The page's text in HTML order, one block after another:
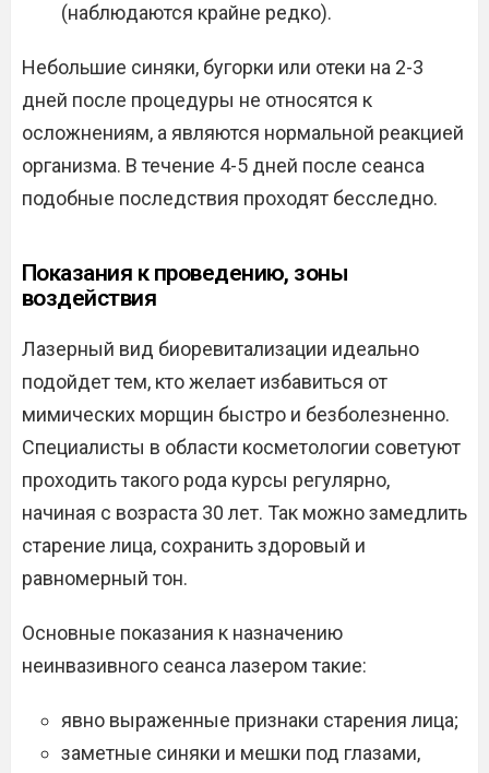
(наблюдаются крайне редко).
Небольшие синяки, бугорки или отеки на 2-3
дней после процедуры не относятся к
осложнениям, а являются нормальной реакцией
организма. В течение 4-5 дней после сеанса
подобные последствия проходят бесследно.
Показания к проведению, зоны
воздействия
Лазерный вид биоревитализации идеально
подойдет тем, кто желает избавиться от
мимических морщин быстро и безболезненно.
Специалисты в области косметологии советуют
проходить такого рода курсы регулярно,
начиная с возраста 30 лет. Так можно замедлить
старение лица, сохранить здоровый и
равномерный тон.
Основные показания к назначению
неинвазивного сеанса лазером такие:
явно выраженные признаки старения лица;
заметные синяки и мешки под глазами,